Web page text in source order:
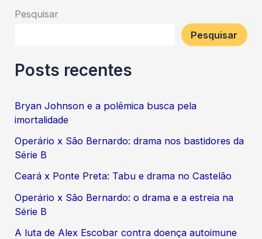
Pesquisar
Pesquisar
Posts recentes
Bryan Johnson e a polêmica busca pela
imortalidade
Operário x São Bernardo: drama nos bastidores da
Série B
Ceará x Ponte Preta: Tabu e drama no Castelão
Operário x São Bernardo: o drama e a estreia na
Série B
A luta de Alex Escobar contra doença autoimune